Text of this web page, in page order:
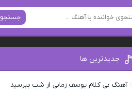
جستجو
جدیدترین ها
آهنگ بی کلام یوسف زمانی از شب بپرسید –